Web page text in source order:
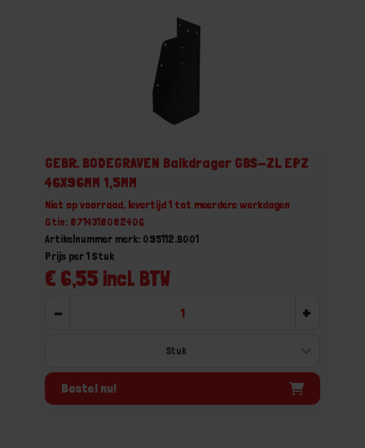
GEBR. BODEGRAVEN Balkdrager GBS-ZL EPZ
46X96MM 1,5MM
Niet op voorraad, levertijd 1 tot meerdere werkdagen
Gtin: 8714318082406
Artikelnummer merk: 095112.B001
€ 6,55 incl. BTW
Prijs per 1 Stuk
- +
Bestel nu!